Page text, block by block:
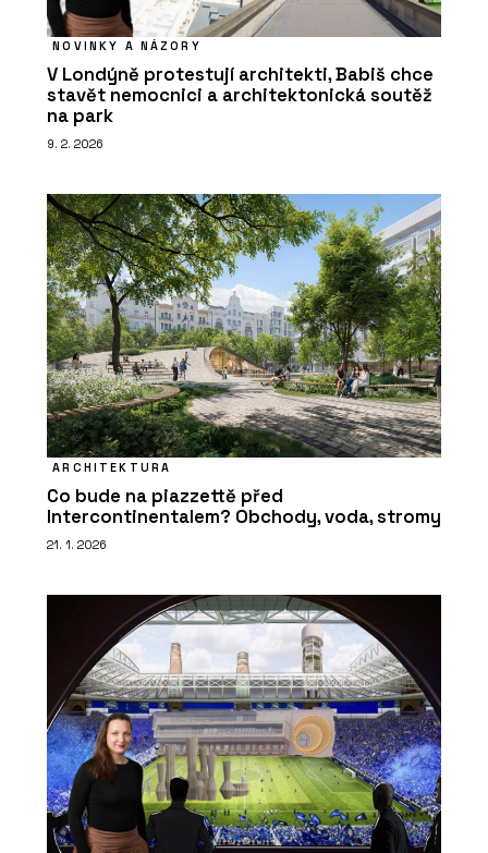
NOVINKY A NÁZORY
V Londýně protestují architekti, Babiš chce
stavět nemocnici a architektonická soutěž
na park
9. 2. 2026
ARCHITEKTURA
Co bude na piazzettě před
Intercontinentalem? Obchody, voda, stromy
21. 1. 2026